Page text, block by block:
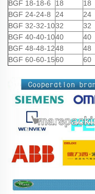
BGF 18-18-6 18 18
BGF 24-24-8 24 24
BGF 32-32-1032 32
BGF 40-40-1040 40
BGF 48-48-1248 48
BGF 60-60-1560 60